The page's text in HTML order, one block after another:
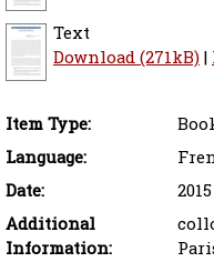
Text
Download (271kB)|
Item Type:
Language:
Date:
2015
Additional
Information: